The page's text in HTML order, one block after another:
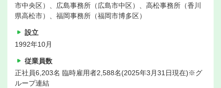
市中央区）、広島事務所（広島市中区）、高松事務所（香川
県高松市）、福岡事務所（福岡市博多区）
設立
1992年10月
従業員数
正社員6,203名 臨時雇用者2,588名(2025年3月31日現在)※グ
ループ連結